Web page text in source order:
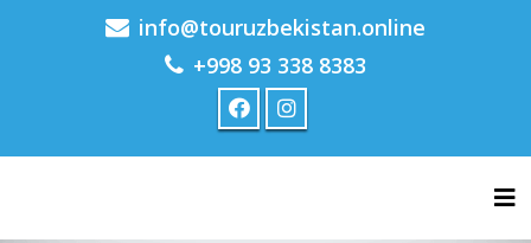
info@touruzbekistan.online
+998 93 338 8383